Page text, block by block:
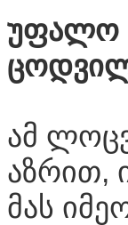
უფალო
ამ
აზრით,
მას